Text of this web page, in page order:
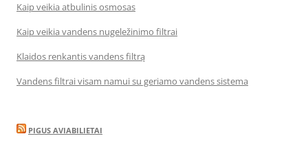
Kaip veikia atbulinis osmosas
Kaip veikia vandens nugeležinimo filtrai
Klaidos renkantis vandens filtrą
Vandens filtrai visam namui su geriamo vandens sistema
PIGUS AVIABILIETAI